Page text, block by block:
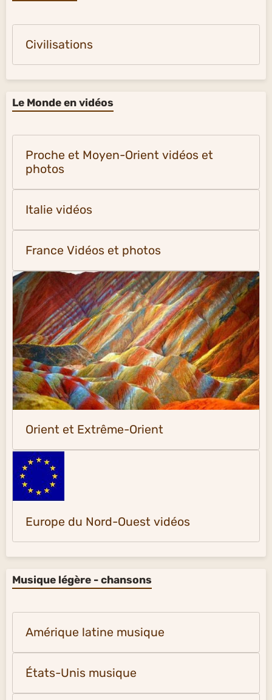
Civilisations
Le Monde en vidéos
Proche et Moyen-Orient vidéos et
photos
Italie vidéos
France Vidéos et photos
Orient et Extrême-Orient
Europe du Nord-Ouest vidéos
Musique légère - chansons
Amérique latine musique
États-Unis musique